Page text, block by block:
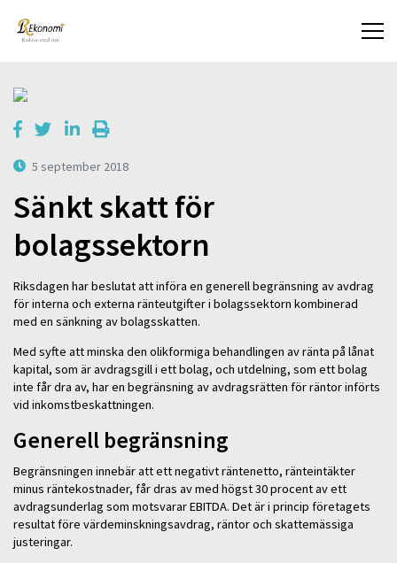
5 september 2018
Sänkt skatt för
bolagssektorn
Riksdagen har beslutat att införa en generell begränsning av avdrag
för interna och externa ränteutgifter i bolagssektorn kombinerad
med en sänkning av bolagsskatten.
Med syfte att minska den olikformiga behandlingen av ränta på lånat
kapital, som är avdragsgill i ett bolag, och utdelning, som ett bolag
inte får dra av, har en begränsning av avdragsrätten för räntor införts
vid inkomstbeskattningen.
Generell begränsning
Begränsningen innebär att ett negativt räntenetto, ränteintäkter
minus räntekostnader, får dras av med högst 30 procent av ett
avdragsunderlag som motsvarar EBITDA. Det är i princip företagets
resultat före värdeminskningsavdrag, räntor och skattemässiga
justeringar.